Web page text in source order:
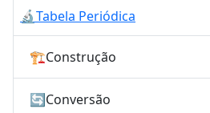
🔬Tabela Periódica
🏗️Construção
🔄Conversão